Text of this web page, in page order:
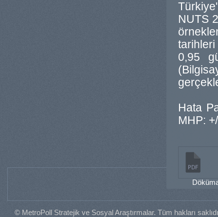
NUTS
tarihleri
0,95
Hata
MHP:
© MetroPoll Stratejik ve Sosyal Araştırmalar. Tüm hakları